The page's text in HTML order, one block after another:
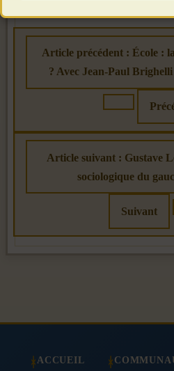
Article précédent : École :
? Avec Jean-Paul
Article suivant : Gustave
sociologique du
Suivant
ACCUEIL